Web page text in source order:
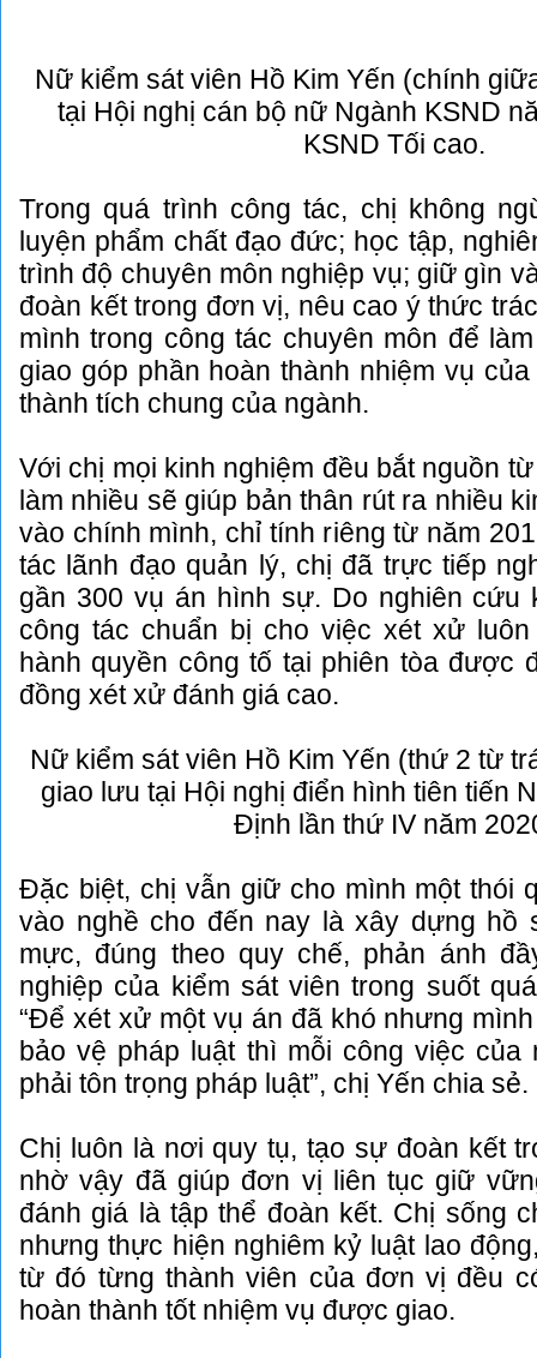
Nữ kiểm sát viên Hồ Kim Yến (chính
tại Hội nghị cán bộ nữ Ngành KSND
KSND Tối cao.
Trong quá trình công tác, chị không
luyện phẩm chất đạo đức; học tập,
trình độ chuyên môn nghiệp vụ; giữ gìn
đoàn kết trong đơn vị, nêu cao ý thức
mình trong công tác chuyên môn để
giao góp phần hoàn thành nhiệm vụ
thành tích chung của ngành.
Với chị mọi kinh nghiệm đều bắt nguồn
làm nhiều sẽ giúp bản thân rút ra nhiều
vào chính mình, chỉ tính riêng từ năm
tác lãnh đạo quản lý, chị đã trực tiếp
gần 300 vụ án hình sự. Do nghiên
công tác chuẩn bị cho việc xét xử
hành quyền công tố tại phiên tòa được
đồng xét xử đánh giá cao.
Nữ kiểm sát viên Hồ Kim Yến (thứ 2 từ
giao lưu tại Hội nghị điển hình tiên tiến
Định lần thứ IV năm
Đặc biệt, chị vẫn giữ cho mình một thói
vào nghề cho đến nay là xây dựng hồ
mực, đúng theo quy chế, phản ánh
nghiệp của kiểm sát viên trong suốt
“Để xét xử một vụ án đã khó nhưng
bảo vệ pháp luật thì mỗi công việc
phải tôn trọng pháp luật”, chị Yến chia sẻ.
Chị luôn là nơi quy tụ, tạo sự đoàn kết
nhờ vậy đã giúp đơn vị liên tục giữ
đánh giá là tập thể đoàn kết. Chị sống
nhưng thực hiện nghiêm kỷ luật lao
từ đó từng thành viên của đơn vị đều
hoàn thành tốt nhiệm vụ được giao.